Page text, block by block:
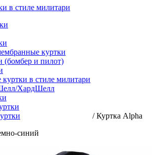
в стиле милитари
куртки
(бомбер и пилот)
в стиле милитари
ХардШелл
/Куртка Alpha
синий